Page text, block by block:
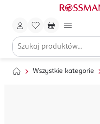
Wszystkie kategorie